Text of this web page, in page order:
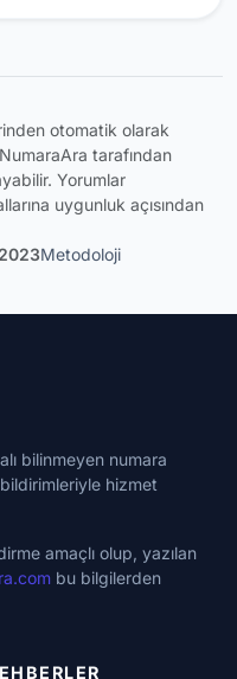
otomatik olarak
tarafından
Yorumlar
uygunluk açısından
Metodoloji
bilinmeyen numara
hizmet
amaçlı olup, yazılan
bu bilgilerden